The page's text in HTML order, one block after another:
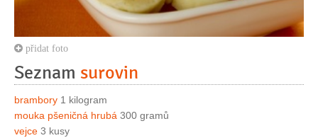
přidat foto
Seznam surovin
brambory 1 kilogram
mouka pšeničná hrubá 300 gramů
vejce 3 kusy